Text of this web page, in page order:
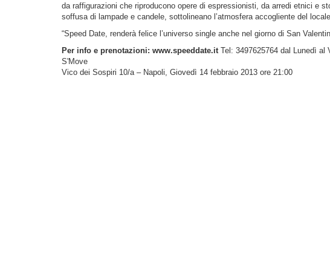
da raffigurazioni che riproducono opere di espressionisti, da arredi etnici e
soffusa di lampade e candele, sottolineano l’atmosfera accogliente del
“Speed Date, renderà felice l’universo single anche nel giorno di San
Per info e prenotazioni: www.speeddate.it Tel: 3497625764 dal Lunedì al
S'Move
Vico dei Sospiri 10/a – Napoli, Giovedì 14 febbraio 2013 ore 21:00